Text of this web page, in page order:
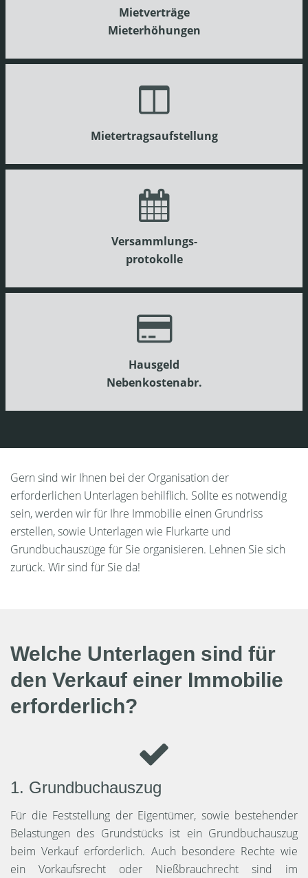
Mietverträge
Mieterhöhungen
Mietertragsaufstellung
Versammlungs-
protokolle
Hausgeld
Nebenkostenabr.
Gern sind wir Ihnen bei der Organisation der
erforderlichen Unterlagen behilflich. Sollte es notwendig
sein, werden wir für Ihre Immobilie einen Grundriss
erstellen, sowie Unterlagen wie Flurkarte und
Grundbuchauszüge für Sie organisieren. Lehnen Sie sich
zurück. Wir sind für Sie da!
Welche Unterlagen sind für
den Verkauf einer Immobilie
erforderlich?
1. Grundbuchauszug
Für die Feststellung der Eigentümer, sowie bestehender
Belastungen des Grundstücks ist ein Grundbuchauszug
beim Verkauf erforderlich. Auch besondere Rechte wie
ein Vorkaufsrecht oder Nießbrauchrecht sind im